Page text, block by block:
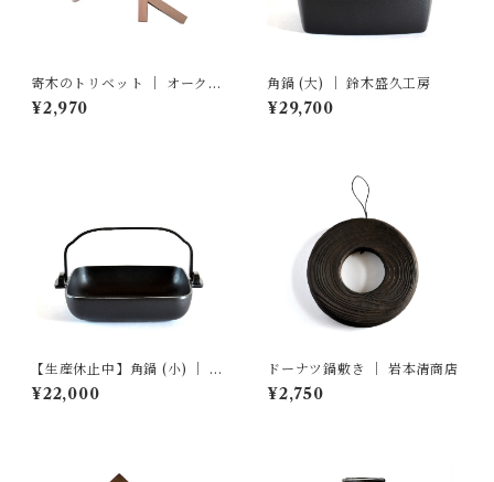
寄木のトリベット ｜ オークヴ
ィレッジ
¥2,970
角鍋 (大) ｜ 鈴木盛久工房
¥29,700
【生産休止中】角鍋 (小) ｜ 鈴
木盛久工房
¥22,000
ドーナツ鍋敷き ｜ 岩本清商店
¥2,750